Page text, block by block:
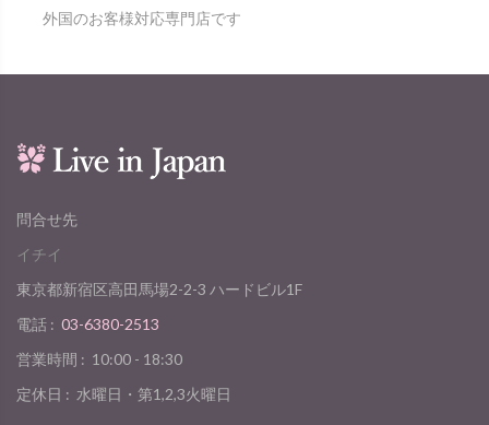
外国のお客様対応専門店です
問合せ先
イチイ
東京都新宿区高田馬場2-2-3 ハードビル1F
電話 : 03-6380-2513
営業時間 : 10:00 - 18:30
定休日 : 水曜日・第1,2,3火曜日